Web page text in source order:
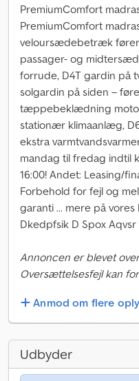
PremiumComfort
PremiumComfort
veloursædebetræk
passager- og
forrude, D4T gardin på
solgardin på siden –
tæppebeklædning
stationær klimaanlæg,
ekstra
mandag til fredag indtil
16:00! Andet: Leasing/
Forbehold for fejl og
garanti ... mere på
Dkedpfsik D Spox Aqvsr
Annoncen er blevet
Oversættelsesfejl kan
Anmod om flere
Udbyder